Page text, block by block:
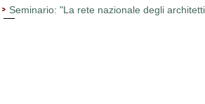
Seminario: "La rete nazionale degli